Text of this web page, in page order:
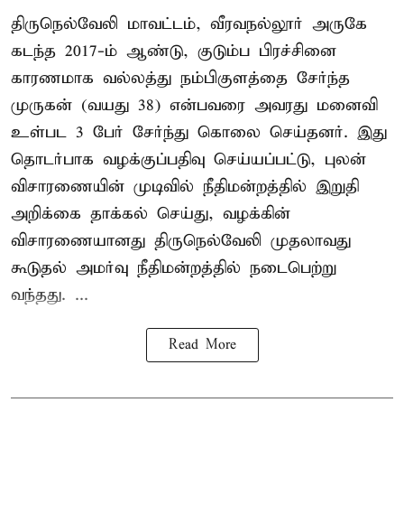
திருநெல்வேலி மாவட்டம், வீரவநல்லூர் அருகே
கடந்த 2017-ம் ஆண்டு, குடும்ப பிரச்சினை
காரணமாக வல்லத்து நம்பிகுளத்தை சேர்ந்த
முருகன் (வயது 38) என்பவரை அவரது மனைவி
உள்பட 3 பேர் சேர்ந்து கொலை செய்தனர். இது
தொடர்பாக வழக்குப்பதிவு செய்யப்பட்டு, புலன்
விசாரணையின் முடிவில் நீதிமன்றத்தில் இறுதி
அறிக்கை தாக்கல் செய்து, வழக்கின்
விசாரணையானது திருநெல்வேலி முதலாவது
கூடுதல் அமர்வு நீதிமன்றத்தில் நடைபெற்று
வந்தது. ...
Read More